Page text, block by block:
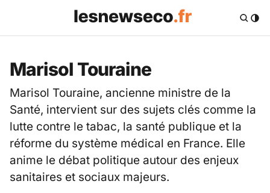
Marisol Touraine
Marisol Touraine, ancienne ministre de la
Santé, intervient sur des sujets clés comme la
lutte contre le tabac, la santé publique et la
réforme du système médical en France. Elle
anime le débat politique autour des enjeux
sanitaires et sociaux majeurs.